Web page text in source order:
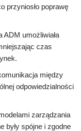
przyniosło poprawę
ADM umożliwiała
czas
między
odpowiedzialności
zarządzania
były spójne i zgodne